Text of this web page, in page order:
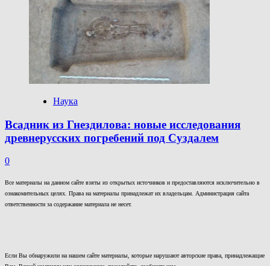
Наука
Всадник из Гнездилова: новые исследования
древнерусских погребений под Суздалем
0
Все материалы на данном сайте взяты из открытых источников и предоставляются исключительно в
ознакомительных целях. Права на материалы принадлежат их владельцам. Администрация сайта
ответственности за содержание материала не несет.
Если Вы обнаружили на нашем сайте материалы, которые нарушают авторские права, принадлежащие